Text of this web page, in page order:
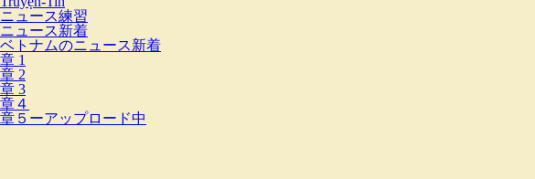
ニュース練習
ニュース新着
ベトナムのニュース新着
章 1
章 2
章 3
章４
章５ーアップロード中